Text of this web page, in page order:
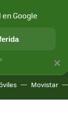
Movistar
×
Google